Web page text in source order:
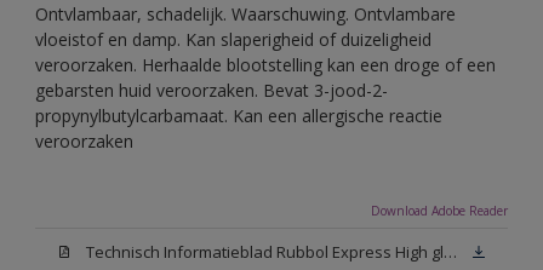
Ontvlambaar, schadelijk. Waarschuwing. Ontvlambare
vloeistof en damp. Kan slaperigheid of duizeligheid
veroorzaken. Herhaalde blootstelling kan een droge of een
gebarsten huid veroorzaken. Bevat 3-jood-2-
propynylbutylcarbamaat. Kan een allergische reactie
veroorzaken
Download Adobe Reader
Technisch Informatieblad Rubbol Express High gloss (New Livery) (PDF)